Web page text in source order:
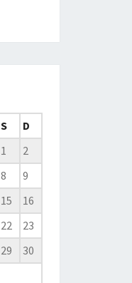
S
D
1
2
8
9
15
16
22
23
29
30